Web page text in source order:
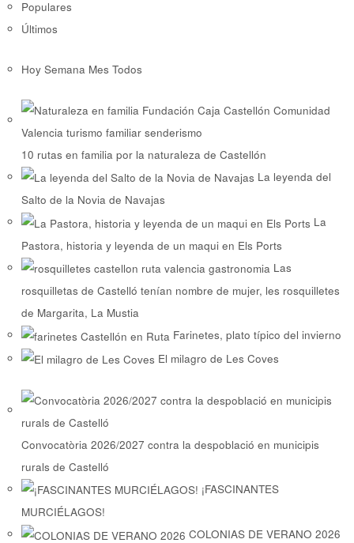
Populares
Últimos
Hoy Semana Mes Todos
10 rutas en familia por la naturaleza de Castellón
La leyenda del
Salto de la Novia de Navajas
La
Pastora, historia y leyenda de un maqui en Els Ports
Las
rosquilletas de Castelló tenían nombre de mujer, les rosquilletes
de Margarita, La Mustia
Farinetes, plato típico del invierno
El milagro de Les Coves
Convocatòria 2026/2027 contra la despoblació en municipis
rurals de Castelló
¡FASCINANTES
MURCIÉLAGOS!
COLONIAS DE VERANO 2026